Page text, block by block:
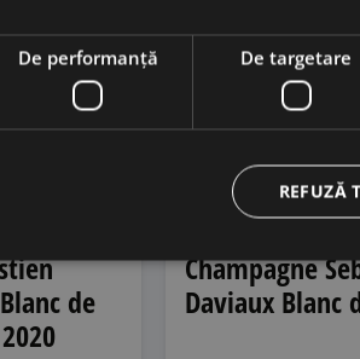
de
Champagne
Daviaux Blanc
De performanță De targetare
REFUZĂ